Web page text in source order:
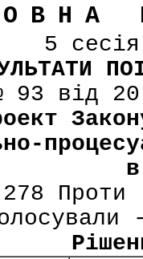
5
93 від
Проти